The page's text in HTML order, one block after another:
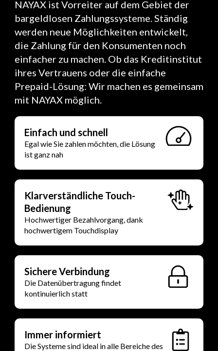
NAYAX ist Vorreiter auf dem Gebiet der
bargeldlosen Zahlungssysteme. Ständig
werden neue Möglichkeiten entwickelt,
die Zahlung für den Konsumenten noch
einfacher zu machen. Ob das Kreditinstitut
ihres Vertrauens oder die einfache
Prepaid-Lösung: Wir machen es gemeinsam
mit NAYAX möglich.
Einfach und schnell
Egal wie Sie zahlen möchten, die Lösung
ist ganz nah
Klarverständliche Touch-
Bedienung
Hochwertiger Bezahlvorgang, dank
hochwertigem Touchdisplay
Sichere Verbindung
Die Datenübertragung findet
kontinuierlich statt
Immer informiert
Die Systeme sind ideal in alle Bereiche des